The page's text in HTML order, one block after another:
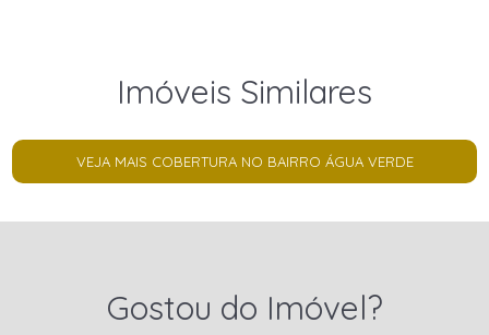
Imóveis Similares
VEJA MAIS COBERTURA NO BAIRRO ÁGUA VERDE
Gostou do Imóvel?